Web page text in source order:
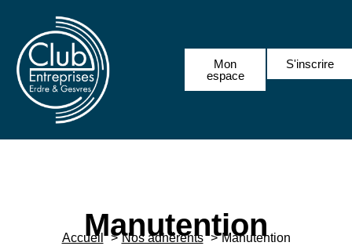
Mon
espace
S'inscrire
Manutention
Accueil Nos adhérents Manutention